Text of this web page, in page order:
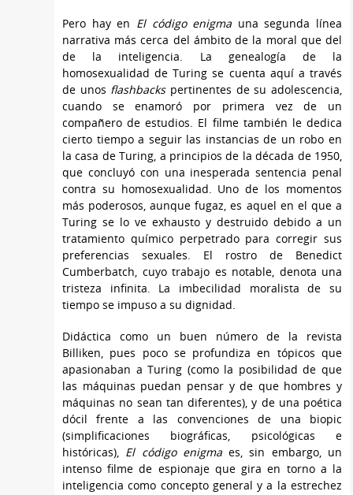
Pero hay en El código enigma una segunda línea
narrativa más cerca del ámbito de la moral que del
de la inteligencia. La genealogía de la
homosexualidad de Turing se cuenta aquí a través
de unos flashbackspertinentes de su adolescencia,
cuando se enamoró por primera vez de un
compañero de estudios. El filme también le dedica
cierto tiempo a seguir las instancias de un robo en
la casa de Turing, a principios de la década de 1950,
que concluyó con una inesperada sentencia penal
contra su homosexualidad. Uno de los momentos
más poderosos, aunque fugaz, es aquel en el que a
Turing se lo ve exhausto y destruido debido a un
tratamiento químico perpetrado para corregir sus
preferencias sexuales. El rostro de Benedict
Cumberbatch, cuyo trabajo es notable, denota una
tristeza infinita. La imbecilidad moralista de su
tiempo se impuso a su dignidad.
Didáctica como un buen número de la revista
Billiken, pues poco se profundiza en tópicos que
apasionaban a Turing (como la posibilidad de que
las máquinas puedan pensar y de que hombres y
máquinas no sean tan diferentes), y de una poética
dócil frente a las convenciones de una biopic
(simplificaciones biográficas, psicológicas e
históricas), El código enigmaes, sin embargo, un
intenso filme de espionaje que gira en torno a la
inteligencia como concepto general y a la estrechez